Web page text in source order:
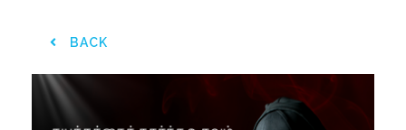
BACK